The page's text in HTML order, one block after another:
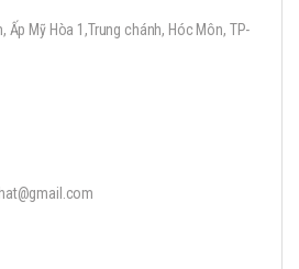
Ấp Mỹ Hòa 1,Trung chánh, Hóc Môn, TP-